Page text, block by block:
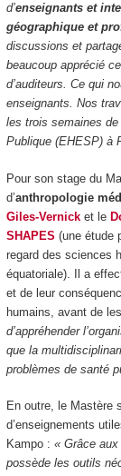
d’enseignants et
géographique et
discussions et
beaucoup apprécié
d’auditeurs. Ce qui
enseignants. Nos
les trois semaines
Publique (EHESP) à
Pour son stage du
d’anthropologie
Giles-Vernicket le
SHAPES (une étude
regard des sciences
équatoriale). Il a
et de leur
humains, avant de
d’appréhender
que la
problèmes de santé
En outre, le Mastère
d’enseignements
Kampo : « Grâce
possède les outils